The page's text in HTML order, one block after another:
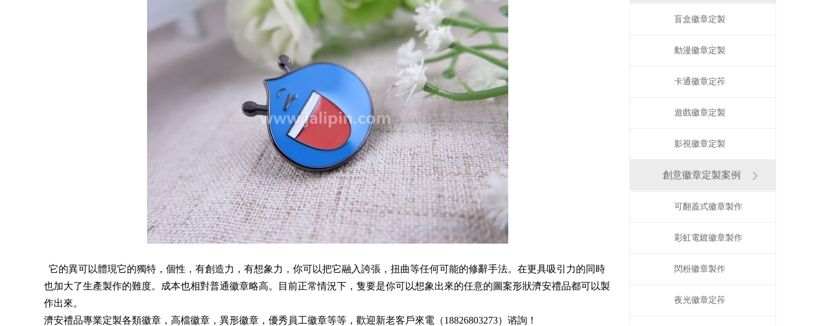
它的異可以體現它的獨特，個性，有創造力，有想象力，你可以把它融入誇張，扭曲等任何可能的修辭手法。在更具吸引力的同時
也加大了生產製作的難度。成本也相對普通徽章略高。目前正常情況下，隻要是你可以想象出來的任意的圖案形狀濟安禮品都可以製
作出來。
濟安禮品專業定製各類徽章，高檔徽章，異形徽章，優秀員工徽章等等，歡迎新老客戶來電（18826803273）谘詢！
盲盒徽章定製
動漫徽章定製
卡通徽章定莋
遊戲徽章定製
影視徽章定製
創意徽章定製案例
可翻蓋式徽章製作
彩虹電鍍徽章製作
閃粉徽章製作
夜光徽章定莋